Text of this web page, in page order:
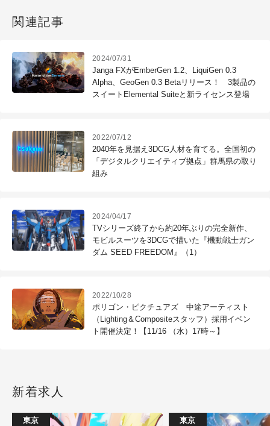
関連記事
2024/07/31
Janga FXがEmberGen 1.2、LiquiGen 0.3
Alpha、GeoGen 0.3 Betaリリース！ 3製品の
スイートElemental Suiteと新ライセンス登場
2022/07/12
2040年を見据え3DCG人材を育てる。全国初の
「デジタルクリエイティブ拠点」群馬県の取り
組み
2024/04/17
TVシリーズ終了から約20年ぶりの完全新作、
モビルスーツを3DCGで描いた『機動戦士ガン
ダム SEED FREEDOM』（1）
2022/10/28
ポリゴン・ピクチュアズ 中途アーティスト
（Lighting＆Compositeスタッフ）採用イベン
ト開催決定！【11/16 （水）17時～】
新着求人
東京 東京